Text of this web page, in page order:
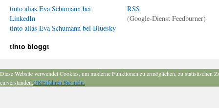
tinto alias Eva Schumann bei
LinkedIn
tinto alias Eva Schumann bei Bluesky
RSS
(Google-Dienst Feedburner)
tinto bloggt
Diese Website verwendet Cookies, um moderne Funktionen zu ermöglichen, zu
einverstanden.OKErfahren Sie mehr.